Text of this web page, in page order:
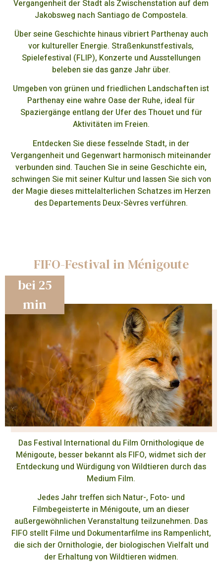
Vergangenheit der Stadt als Zwischenstation auf dem
Jakobsweg nach Santiago de Compostela.
Über seine Geschichte hinaus vibriert Parthenay auch
vor kultureller Energie. Straßenkunstfestivals,
Spielefestival (FLIP), Konzerte und Ausstellungen
beleben sie das ganze Jahr über.
Umgeben von grünen und friedlichen Landschaften ist
Parthenay eine wahre Oase der Ruhe, ideal für
Spaziergänge entlang der Ufer des Thouet und für
Aktivitäten im Freien.
Entdecken Sie diese fesselnde Stadt, in der
Vergangenheit und Gegenwart harmonisch miteinander
verbunden sind. Tauchen Sie in seine Geschichte ein,
schwingen Sie mit seiner Kultur und lassen Sie sich von
der Magie dieses mittelalterlichen Schatzes im Herzen
des Departements Deux-Sèvres verführen.
FIFO-Festival in Ménigoute
bei 25
min
Das Festival International du Film Ornithologique de
Ménigoute, besser bekannt als FIFO, widmet sich der
Entdeckung und Würdigung von Wildtieren durch das
Medium Film.
Jedes Jahr treffen sich Natur-, Foto- und
Filmbegeisterte in Ménigoute, um an dieser
außergewöhnlichen Veranstaltung teilzunehmen. Das
FIFO stellt Filme und Dokumentarfilme ins Rampenlicht,
die sich der Ornithologie, der biologischen Vielfalt und
der Erhaltung von Wildtieren widmen.